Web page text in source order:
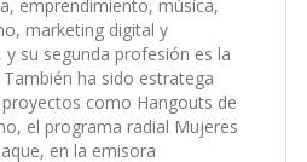
emprendimiento, música,
marketing digital y
y su segunda profesión es la
También ha sido estratega
como Hangouts de
el programa radial Mujeres
en la emisora